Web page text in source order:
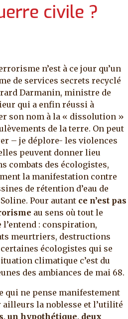
civile ?
n’est à ce jour qu’un
de services secrets recyclé
Darmanin, ministre de
qui a enfin réussi à
son nom à la « dissolution »
de la terre. On peut
– je déplore- les violences
peuvent donner lieu
combats des écologistes,
la manifestation contre
de rétention d’eau de
Pour autant ce n’est pas
au sens où tout le
l’entend : conspiration,
meurtriers, destructions
écologistes qui se
climatique c’est du
des ambiances de mai 68.
qui ne pense manifestement
ailleurs la noblesse et l’utilité
un hypothétique, deux